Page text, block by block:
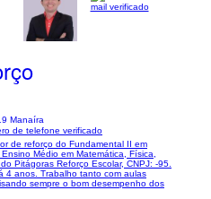
Manaíra
mail verificado
de telefone verificado
de reforço do Fundamental II em
Médio em Matemática, Física,
Pitágoras Reforço Escolar, CNPJ: -95.
4 anos. Trabalho tanto com aulas
sempre o bom desempenho dos